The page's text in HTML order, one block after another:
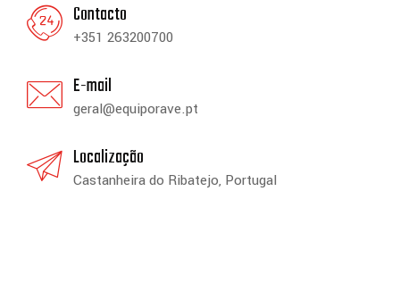
Contacto
+351 263200700
E-mail
geral@equiporave.pt
Localização
Castanheira do Ribatejo, Portugal